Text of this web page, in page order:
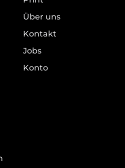
Über uns
Kontakt
Jobs
Konto